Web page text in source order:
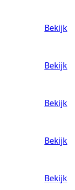
Bekijk
Bekijk
Bekijk
Bekijk
Bekijk